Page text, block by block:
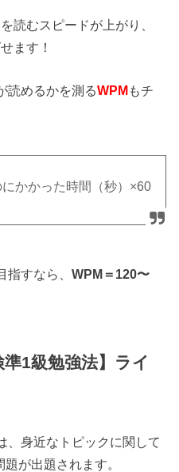
読むスピードが上がり、
ます！
読めるかを測るWPM もチ
かかった時間（秒）×60
指すなら、WPM＝120〜
準1級勉強法】ライ
、身近なトピックに関して
が出題されます。